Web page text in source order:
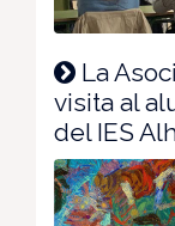
La
visita al
del IES